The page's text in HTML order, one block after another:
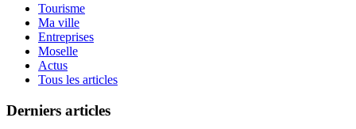
Tourisme
Ma ville
Entreprises
Moselle
Actus
Tous les articles
Derniers articles